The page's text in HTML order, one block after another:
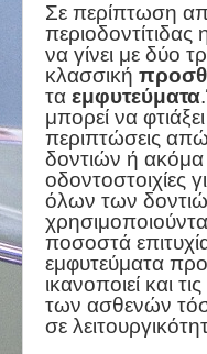
Σε περίπτωση
να γίνει με δύο
κλασσική
τα εμφυτεύματα
μπορεί να
περιπτώσεις
δοντιών ή ακόμα
οδοντοστοιχίες
όλων των
ποσοστά
εμφυτεύματα
ικανοποιεί και
των ασθενών
σε